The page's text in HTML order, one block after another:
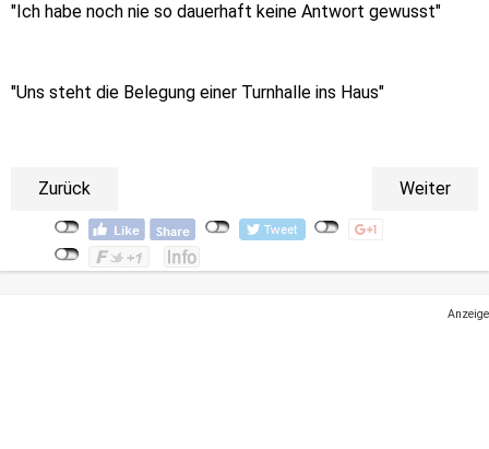
"Ich habe noch nie so dauerhaft keine Antwort gewusst"
"Uns steht die Belegung einer Turnhalle ins Haus"
Zurück Weiter
Anzeige